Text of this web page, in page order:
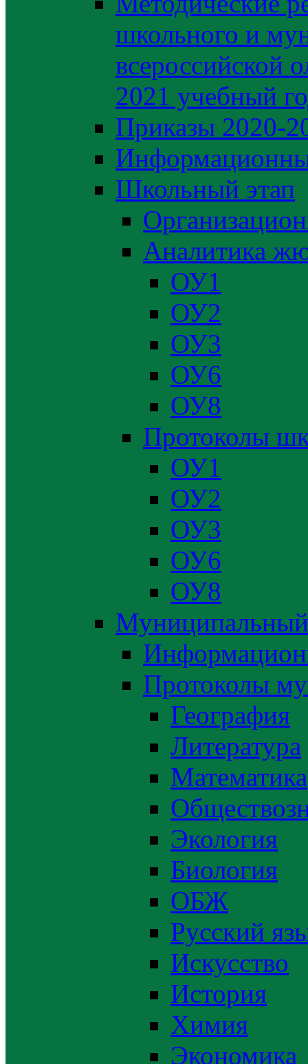
школьного и
всероссийской
2021 учебный
Приказы 2020-
Школьный этап
Аналитика
ОУ1
ОУ2
ОУ3
ОУ6
ОУ8
Протоколы
ОУ1
ОУ2
ОУ3
ОУ6
ОУ8
Муниципальный
Протоколы
География
Литература
Математика
Экология
Биология
ОБЖ
Русский
Искусство
История
Химия
Экономика